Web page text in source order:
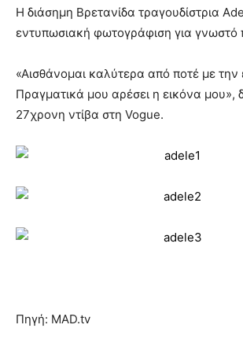
Η διάσημη Βρετανίδα τραγουδίστρια
εντυπωσιακή φωτογράφιση για γνωστό
«Αισθάνομαι καλύτερα από ποτέ με
Πραγματικά μου αρέσει η εικόνα μου»,
27χρονη ντίβα στη Vogue.
Πηγή: MAD.tv